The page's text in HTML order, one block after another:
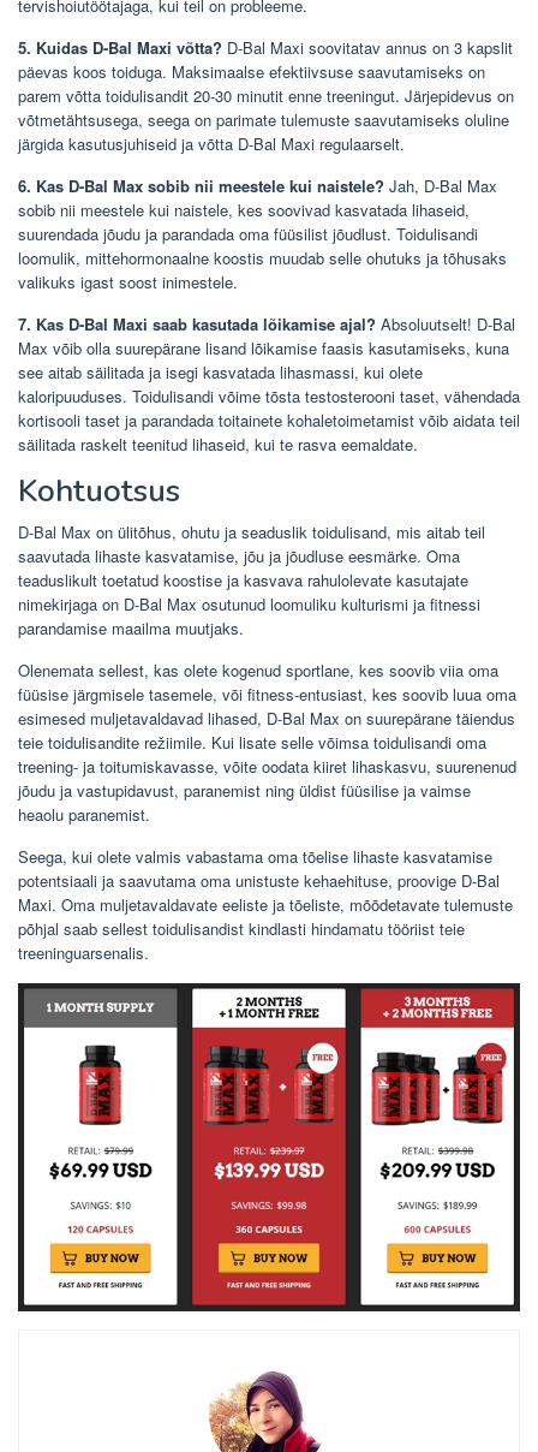
tervishoiutöötajaga, kui teil on probleeme.
5. Kuidas D-Bal Maxi võtta? D-Bal Maxi soovitatav annus on 3 kapslit
päevas koos toiduga. Maksimaalse efektiivsuse saavutamiseks on
parem võtta toidulisandit 20-30 minutit enne treeningut. Järjepidevus on
võtmetähtsusega, seega on parimate tulemuste saavutamiseks oluline
järgida kasutusjuhiseid ja võtta D-Bal Maxi regulaarselt.
6. Kas D-Bal Max sobib nii meestele kui naistele? Jah, D-Bal Max
sobib nii meestele kui naistele, kes soovivad kasvatada lihaseid,
suurendada jõudu ja parandada oma füüsilist jõudlust. Toidulisandi
loomulik, mittehormonaalne koostis muudab selle ohutuks ja tõhusaks
valikuks igast soost inimestele.
7. Kas D-Bal Maxi saab kasutada lõikamise ajal? Absoluutselt! D-Bal
Max võib olla suurepärane lisand lõikamise faasis kasutamiseks, kuna
see aitab säilitada ja isegi kasvatada lihasmassi, kui olete
kaloripuuduses. Toidulisandi võime tõsta testosterooni taset, vähendada
kortisooli taset ja parandada toitainete kohaletoimetamist võib aidata teil
säilitada raskelt teenitud lihaseid, kui te rasva eemaldate.
Kohtuotsus
D-Bal Max on ülitõhus, ohutu ja seaduslik toidulisand, mis aitab teil
saavutada lihaste kasvatamise, jõu ja jõudluse eesmärke. Oma
teaduslikult toetatud koostise ja kasvava rahulolevate kasutajate
nimekirjaga on D-Bal Max osutunud loomuliku kulturismi ja fitnessi
parandamise maailma muutjaks.
Olenemata sellest, kas olete kogenud sportlane, kes soovib viia oma
füüsise järgmisele tasemele, või fitness-entusiast, kes soovib luua oma
esimesed muljetavaldavad lihased, D-Bal Max on suurepärane täiendus
teie toidulisandite režiimile. Kui lisate selle võimsa toidulisandi oma
treening- ja toitumiskavasse, võite oodata kiiret lihaskasvu, suurenenud
jõudu ja vastupidavust, paranemist ning üldist füüsilise ja vaimse
heaolu paranemist.
Seega, kui olete valmis vabastama oma tõelise lihaste kasvatamise
potentsiaali ja saavutama oma unistuste kehaehituse, proovige D-Bal
Maxi. Oma muljetavaldavate eeliste ja tõeliste, mõõdetavate tulemuste
põhjal saab sellest toidulisandist kindlasti hindamatu tööriist teie
treeninguarsenalis.